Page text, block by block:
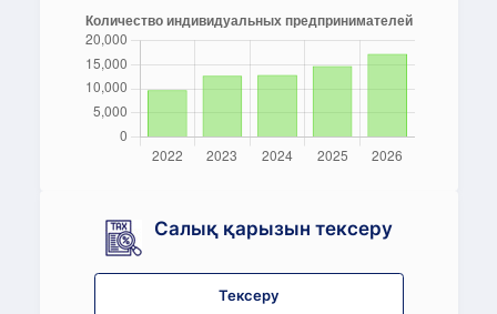
Салық қарызын тексеру
Тексеру